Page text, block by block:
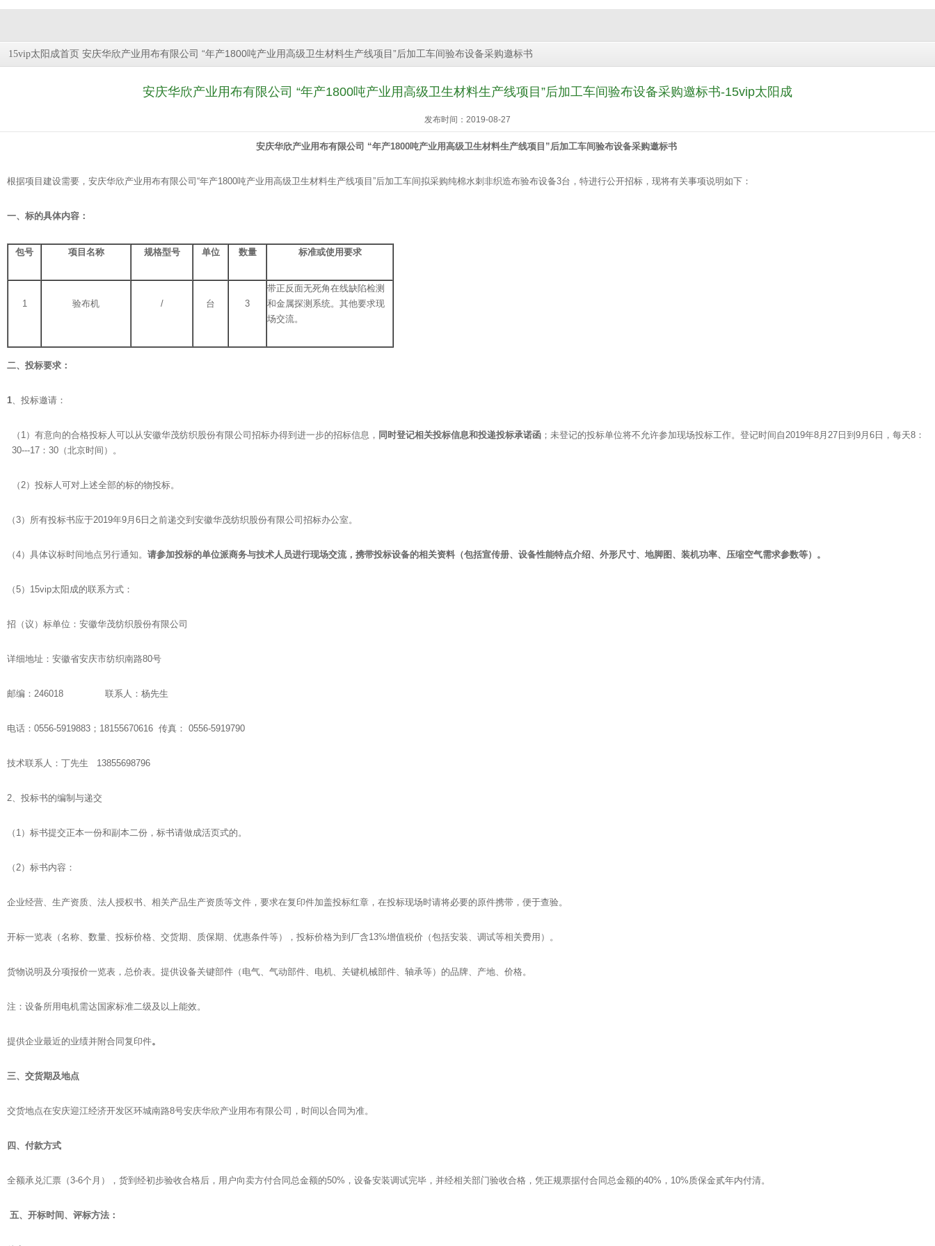
15vip太阳成首页 安庆华欣产业用布有限公司 “年产1800吨产业用高级卫生材料生产线项目”后加工车间验布设备采购邀标书
安庆华欣产业用布有限公司 “年产1800吨产业用高级卫生材料生产线项目”后加工车间验布设备采购邀标书-15vip太阳成
发布时间：2019-08-27
安庆华欣产业用布有限公司 “年产1800吨产业用高级卫生材料生产线项目”后加工车间验布设备采购邀标书
根据项目建设需要，安庆华欣产业用布有限公司“年产1800吨产业用高级卫生材料生产线项目”后加工车间拟采购纯棉水刺非织造布验布设备3台，特进行公开招标，现将有关事项说明如下：
一、标的具体内容：
包号 项目名称 规格型号 单位 数量 标准或使用要求
1 验布机 / 台 3
带正反面无死角在线缺陷检测
和金属探测系统。其他要求现
场交流。
二、投标要求：
1、投标邀请：
（1）有意向的合格投标人可以从安徽华茂纺织股份有限公司招标办得到进一步的招标信息， 同时登记相关投标信息和投递投标承诺函 ；未登记的投标单位将不允许参加现场投标工作。登记时间自2019年8月27日到9月6日，每天8：
30---17：30（北京时间）。
（2）投标人可对上述全部的标的物投标。
（3）所有投标书应于2019年9月6日之前递交到安徽华茂纺织股份有限公司招标办公室。
（4）具体议标时间地点另行通知。 请参加投标的单位派商务与技术人员进行现场交流，携带投标设备的相关资料（包括宣传册、设备性能特点介绍、外形尺寸、地脚图、装机功率、压缩空气需求参数等）。
（5）15vip太阳成的联系方式：
招（议）标单位：安徽华茂纺织股份有限公司
详细地址：安徽省安庆市纺织南路80号
邮编：246018 联系人：杨先生
电话：0556-5919883；18155670616 传真： 0556-5919790
技术联系人：丁先生 13855698796
2、投标书的编制与递交
（1）标书提交正本一份和副本二份，标书请做成活页式的。
（2）标书内容：
企业经营、生产资质、法人授权书、相关产品生产资质等文件，要求在复印件加盖投标红章，在投标现场时请将必要的原件携带，便于查验。
开标一览表（名称、数量、投标价格、交货期、质保期、优惠条件等），投标价格为到厂含13%增值税价（包括安装、调试等相关费用）。
货物说明及分项报价一览表，总价表。提供设备关键部件（电气、气动部件、电机、关键机械部件、轴承等）的品牌、产地、价格。
注：设备所用电机需达国家标准二级及以上能效。
提供企业最近的业绩并附合同复印件。
三、交货期及地点
交货地点在安庆迎江经济开发区环城南路8号安庆华欣产业用布有限公司，时间以合同为准。
四、付款方式
全额承兑汇票（3-6个月），货到经初步验收合格后，用户向卖方付合同总金额的50%，设备安装调试完毕，并经相关部门验收合格，凭正规票据付合同总金额的40%，10%质保金贰年内付清。
五、开标时间、评标方法：